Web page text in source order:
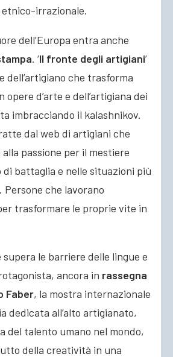
irrazionale.
dell’Europa entra anche
. ‘Il fronte degli artigiani’
dell’artigiano che trasforma
d’arte e dell’artigiana dei
imbracciando il kalashnikov.
dal web di artigiani che
passione per il mestiere
di battaglia e nelle situazioni più
che lavorano
trasformare le proprie vite in
supera le barriere delle lingue e
ancora in rassegna
Faber, la mostra internazionale
dedicata all’alto artigianato,
del talento umano nel mondo,
della creatività in una